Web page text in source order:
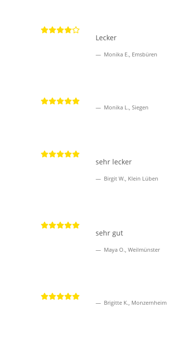
Lecker
Monika E., Emsbüren
Monika L., Siegen
sehr lecker
Birgit W., Klein Lüben
sehr gut
Maya O., Weilmünster
Brigitte K., Monzernheim